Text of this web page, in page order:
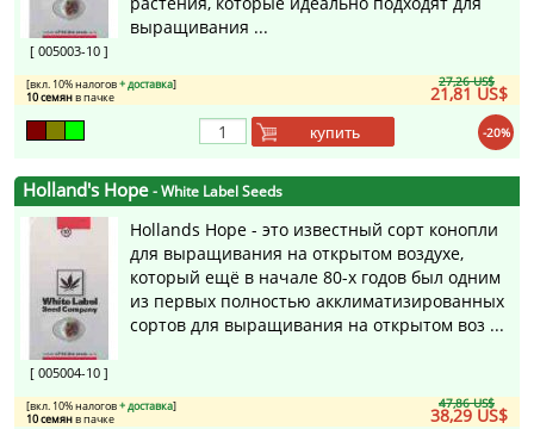
[ 005003-10 ]
выращивания ...
27,26 US$
21,81 US$
[вкл. 10% налогов+ доставка]
10 семянв пачке
-20%
купить
Holland's Hope- White Label Seeds
[ 005004-10 ]
Hollands Hope - это известный сорт конопли
для выращивания на открытом воздухе,
который ещё в начале 80-х годов был одним
из первых полностью акклиматизированных
сортов для выращивания на открытом воз ...
47,86 US$
38,29 US$
[вкл. 10% налогов+ доставка]
10 семянв пачке